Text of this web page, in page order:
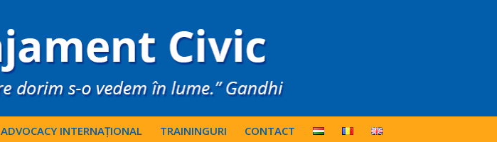
ADVOCACY INTERNAȚIONAL TRAININGURI CONTACT